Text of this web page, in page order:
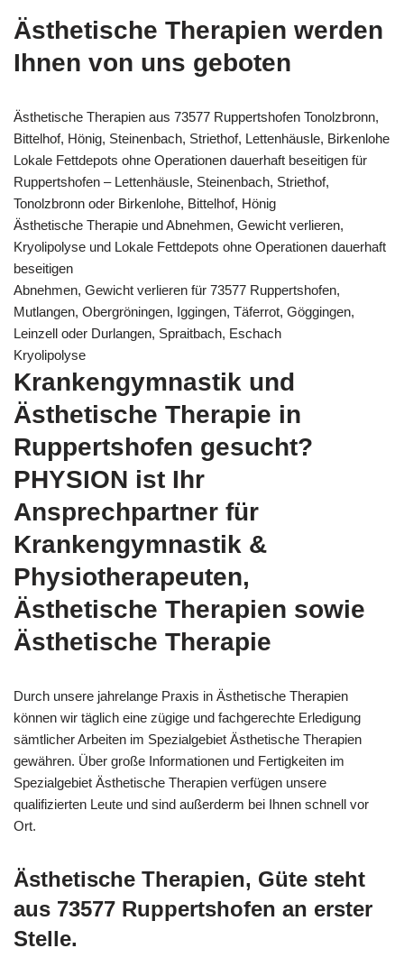
Ästhetische Therapien werden
Ihnen von uns geboten
Ästhetische Therapien aus 73577 Ruppertshofen Tonolzbronn,
Bittelhof, Hönig, Steinenbach, Striethof, Lettenhäusle, Birkenlohe
Lokale Fettdepots ohne Operationen dauerhaft beseitigen für
Ruppertshofen – Lettenhäusle, Steinenbach, Striethof,
Tonolzbronn oder Birkenlohe, Bittelhof, Hönig
Ästhetische Therapie und Abnehmen, Gewicht verlieren,
Kryolipolyse und Lokale Fettdepots ohne Operationen dauerhaft
beseitigen
Abnehmen, Gewicht verlieren für 73577 Ruppertshofen,
Mutlangen, Obergröningen, Iggingen, Täferrot, Göggingen,
Leinzell oder Durlangen, Spraitbach, Eschach
Kryolipolyse
Krankengymnastik und
Ästhetische Therapie in
Ruppertshofen gesucht?
PHYSION ist Ihr
Ansprechpartner für
Krankengymnastik &
Physiotherapeuten,
Ästhetische Therapien sowie
Ästhetische Therapie
Durch unsere jahrelange Praxis in Ästhetische Therapien
können wir täglich eine zügige und fachgerechte Erledigung
sämtlicher Arbeiten im Spezialgebiet Ästhetische Therapien
gewähren. Über große Informationen und Fertigkeiten im
Spezialgebiet Ästhetische Therapien verfügen unsere
qualifizierten Leute und sind außerderm bei Ihnen schnell vor
Ort.
Ästhetische Therapien, Güte steht
aus 73577 Ruppertshofen an erster
Stelle.